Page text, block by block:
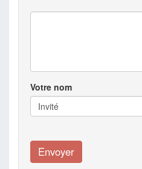
Votre nom